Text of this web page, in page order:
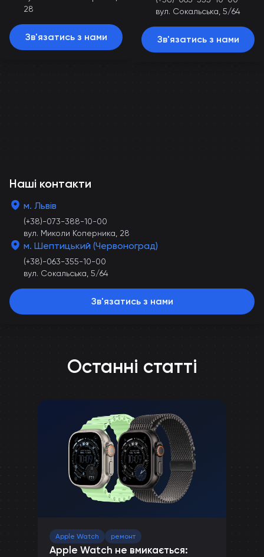
28
Зв'язатись з нами
вул. Сокальська, 5/64
Зв'язатись з нами
Наші контакти
м. Львів
(+38)-073-388-10-00
вул. Миколи Коперника, 28
м. Шептицький (Червоноград)
(+38)-063-355-10-00
вул. Сокальська, 5/64
Зв'язатись з нами
Останні статті
Apple Watch ремонт
Apple Watch не вмикається: